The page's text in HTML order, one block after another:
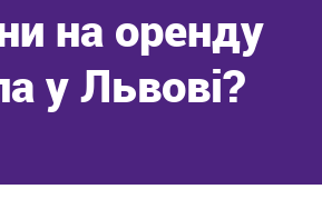
на оренду
у Львові?